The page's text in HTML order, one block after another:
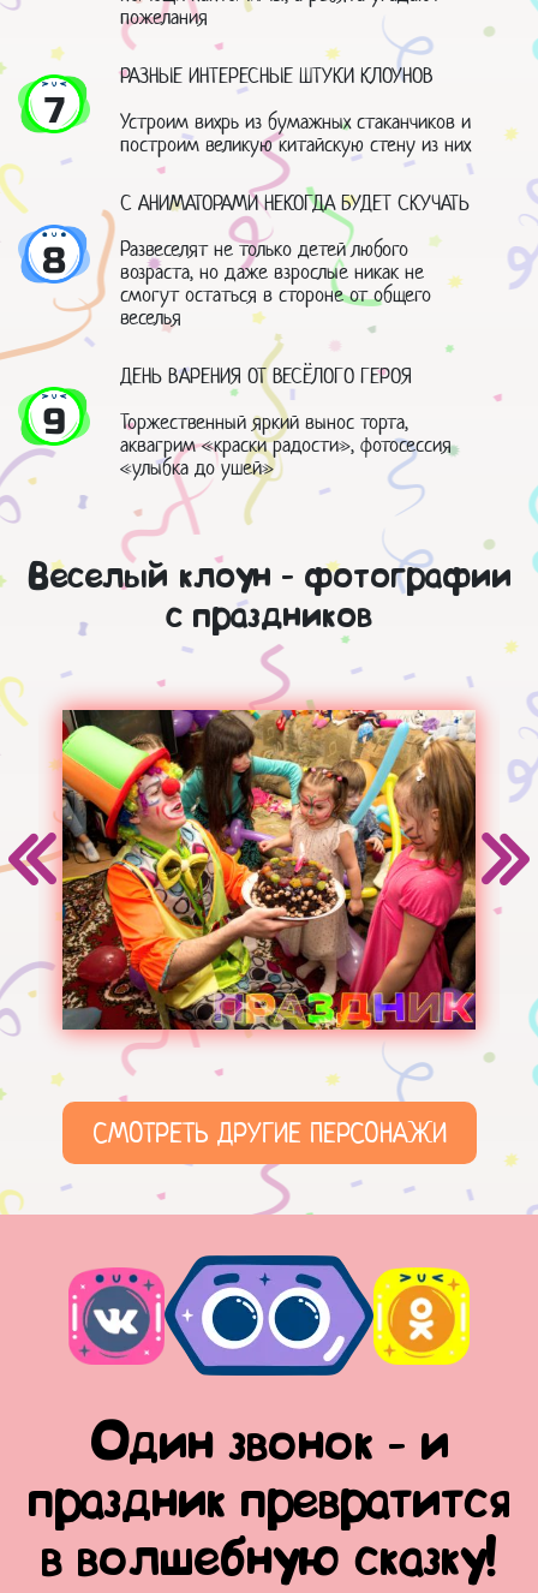
пожелания
7
РАЗНЫЕ ИНТЕРЕСНЫЕ ШТУКИ КЛОУНОВ
Устроим вихрь из бумажных стаканчиков и
построим великую китайскую стену из них
8
С АНИМАТОРАМИ НЕКОГДА БУДЕТ СКУЧАТЬ
Развеселят не только детей любого
возраста, но даже взрослые никак не
смогут остаться в стороне от общего
веселья
9
ДЕНЬ ВАРЕНИЯ ОТ ВЕСЁЛОГО ГЕРОЯ
Торжественный яркий вынос торта,
аквагрим «краски радости», фотосессия
«улыбка до ушей»
Веселый клоун - фотографии
с праздников
СМОТРЕТЬ ДРУГИЕ ПЕРСОНАЖИ
Один звонок - и
праздник превратится
в волшебную сказку!